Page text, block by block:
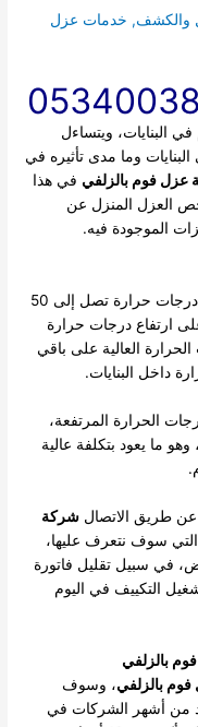
والكشف, خدمات عزل
في البنايات، ويتساءل
وما مدى تأثيره في
عزل فوم بالزلفي في هذا
العزل المنزل عن
الموجودة فيه.
تصل درجات الحرارة في فصل الصيف إلى درجات حرارة تصل إلى 50
ارتفاع درجات حرارة
العالية على باقي
داخل البنايات.
الحرارة المرتفعة،
ما يعود بتكلفة عالية
عن طريق الاتصالشركة
سوف نتعرف عليها،
في سبيل تقليل فاتورة
التكييف في اليوم
بالزلفي
بالزلفي، وسوف
من أشهر الشركات في